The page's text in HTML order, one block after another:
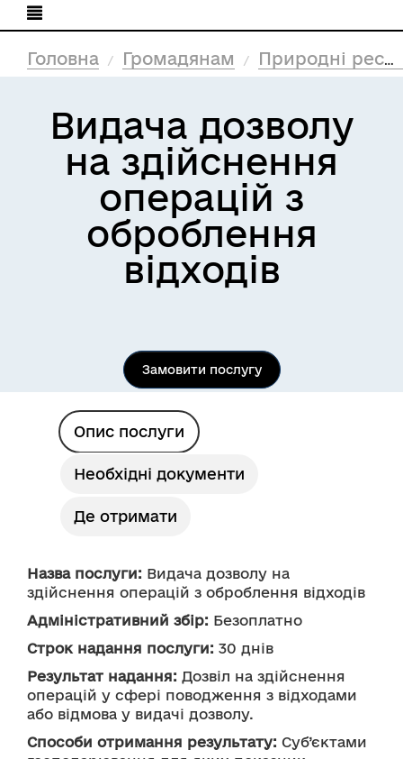
Головна Громадянам Природні ресурси та екологія
Видача дозволу
на здійснення
операцій з
оброблення
відходів
Замовити послугу
Опис послуги
Необхідні документи
Де отримати
Назва послуги: Видача дозволу на
здійснення операцій з оброблення відходів
Адміністративний збір: Безоплатно
Строк надання послуги: 30 днів
Результат надання: Дозвіл на здійснення
операцій у сфері поводження з відходами
або відмова у видачі дозволу.
Способи отримання результату: Суб’єктами